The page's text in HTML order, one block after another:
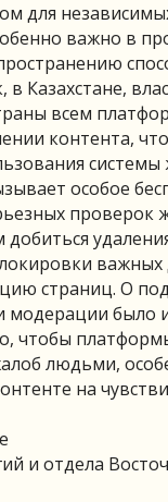
для
важно в
Казахстане,
всем
контента,
особое
проверок
важных
страниц. О
модерации было
чтобы
людьми,
на
и отдела